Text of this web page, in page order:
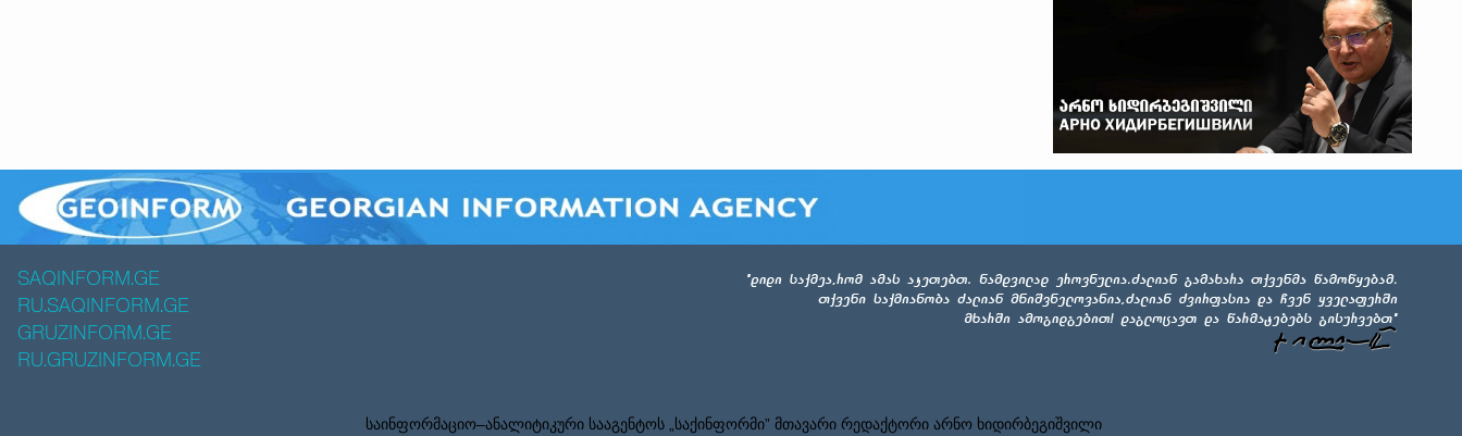
SAQINFORM.GE
RU.SAQINFORM.GE
GRUZINFORM.GE
RU.GRUZINFORM.GE
საინფორმაციო–ანალიტიკური სააგენტოს „საქინფორმი” მთავარი რედაქტორი არნო ხიდირბეგიშვილი